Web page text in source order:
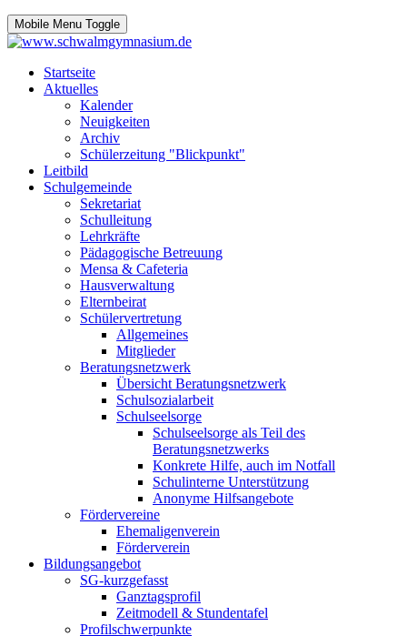
Mobile Menu Toggle
Startseite
Aktuelles
Kalender
Neuigkeiten
Archiv
Schülerzeitung "Blickpunkt"
Leitbild
Schulgemeinde
Sekretariat
Schulleitung
Lehrkräfte
Pädagogische Betreuung
Mensa & Cafeteria
Hausverwaltung
Elternbeirat
Schülervertretung
Allgemeines
Mitglieder
Beratungsnetzwerk
Übersicht Beratungsnetzwerk
Schulsozialarbeit
Schulseelsorge
Schulseelsorge als Teil des
Beratungsnetzwerks
Konkrete Hilfe, auch im Notfall
Schulinterne Unterstützung
Anonyme Hilfsangebote
Fördervereine
Ehemaligenverein
Förderverein
Bildungsangebot
SG-kurzgefasst
Ganztagsprofil
Zeitmodell & Stundentafel
Profilschwerpunkte